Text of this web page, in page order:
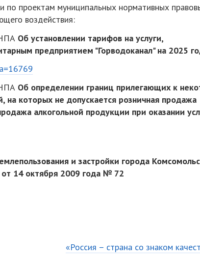
по проектам муниципальных нормативных
воздействия:
Об установлении тарифов на услуги,
предприятием "Горводоканал" на 2025
Об определении границ прилегающих к
на которых не допускается розничная продажа
алкогольной продукции при оказании
и застройки города
14 октября 2009 года № 72
«Россия – страна со знаком